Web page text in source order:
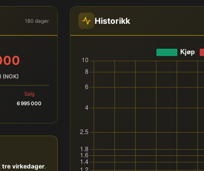
180 dager
(NOK)
Salg
6 995 000
Historikk
tre virkedager.